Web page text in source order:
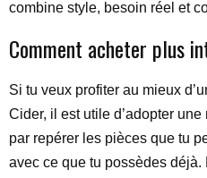
combine style, besoin réel et
Comment acheter plus
Si tu veux profiter au mieux
Cider, il est utile d’adopter
par repérer les pièces que tu
avec ce que tu possèdes déjà.